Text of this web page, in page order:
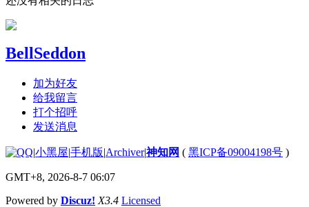
BellSeddon
加为好友
给我留言
打个招呼
发送消息
|小黑屋|手机版|Archiver|神知网 ( 黑ICP备09004198号 )
GMT+8, 2026-8-7 06:07
Powered by Discuz! X3.4 Licensed